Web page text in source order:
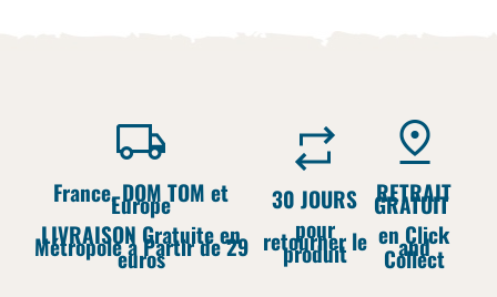
France, DOM TOM et
Europe
LIVRAISON Gratuite en
Métropole à Partir de 29
euros
30 JOURS
pour
retourner le
produit
RETRAIT
GRATUIT
en Click
and
Collect